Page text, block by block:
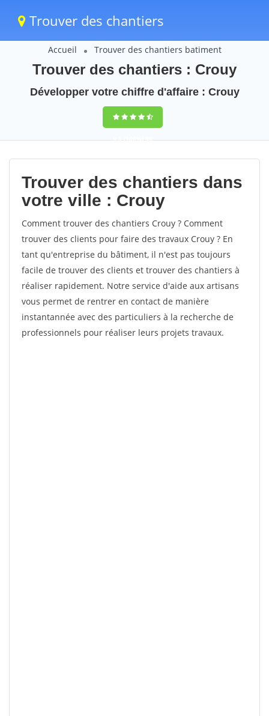
Trouver des chantiers
Accueil Trouver des chantiers batiment
Trouver des chantiers : Crouy
Développer votre chiffre d'affaire : Crouy
9,5(100%)59
votes
Trouver des chantiers dans
votre ville : Crouy
Comment trouver des chantiers Crouy ? Comment
trouver des clients pour faire des travaux Crouy ? En
tant qu'entreprise du bâtiment, il n'est pas toujours
facile de trouver des clients et trouver des chantiers à
réaliser rapidement. Notre service d'aide aux artisans
vous permet de rentrer en contact de manière
instantannée avec des particuliers à la recherche de
professionnels pour réaliser leurs projets travaux.